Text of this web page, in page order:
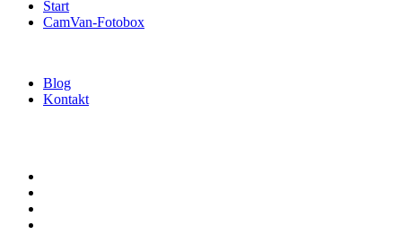
Start
CamVan-Fotobox
Blog
Kontakt